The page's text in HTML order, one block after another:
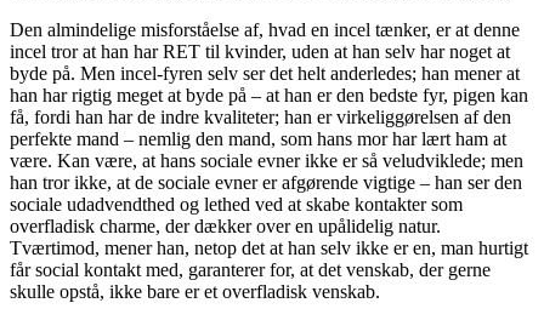
Den almindelige misforståelse af, hvad en incel tænker, er at denne
incel tror at han har RET til kvinder, uden at han selv har noget at
byde på. Men incel-fyren selv ser det helt anderledes; han mener at
han har rigtig meget at byde på – at han er den bedste fyr, pigen kan
få, fordi han har de indre kvaliteter; han er virkeliggørelsen af den
perfekte mand – nemlig den mand, som hans mor har lært ham at
være. Kan være, at hans sociale evner ikke er så veludviklede; men
han tror ikke, at de sociale evner er afgørende vigtige – han ser den
sociale udadvendthed og lethed ved at skabe kontakter som
overfladisk charme, der dækker over en upålidelig natur.
Tværtimod, mener han, netop det at han selv ikke er en, man hurtigt
får social kontakt med, garanterer for, at det venskab, der gerne
skulle opstå, ikke bare er et overfladisk venskab.